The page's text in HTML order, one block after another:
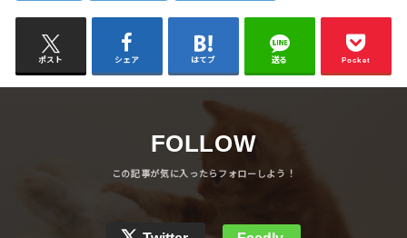
ポスト シェア はてブ 送る Pocket
FOLLOW